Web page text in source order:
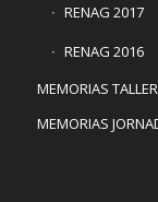
RENAG 2017
RENAG 2016
MEMORIAS
MEMORIAS